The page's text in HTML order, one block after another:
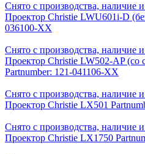
Снято с производства, наличие
Проектор Christie LWU601i-D
036100-XX
Снято с производства, наличие
Проектор Christie LW502-AP (со
Partnumber: 121-041106-XX
Снято с производства, наличие
Проектор Christie LX501
Снято с производства, наличие
Проектор Christie LX1750